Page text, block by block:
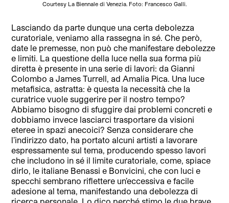
Courtesy La Biennale di Venezia. Foto: Francesco Galli.
Lasciando da parte dunque una certa debolezza
curatoriale, veniamo alla rassegna in sé. Che però,
date le premesse, non può che manifestare debolezze
e limiti. La questione della luce nella sua forma più
diretta è presente in una serie di lavori: da Gianni
Colombo a James Turrell, ad Amalia Pica. Una luce
metafisica, astratta: è questa la necessità che la
curatrice vuole suggerire per il nostro tempo?
Abbiamo bisogno di sfuggire dai problemi concreti e
dobbiamo invece lasciarci trasportare da visioni
eteree in spazi anecoici? Senza considerare che
l’indirizzo dato, ha portato alcuni artisti a lavorare
espressamente sul tema, producendo spesso lavori
che includono in sé il limite curatoriale, come, spiace
dirlo, le italiane Benassi e Bonvicini, che con luci e
specchi sembrano riflettere un’eccessiva e facile
adesione al tema, manifestando una debolezza di
ricerca personale. Lo dico perché stimo le due brave